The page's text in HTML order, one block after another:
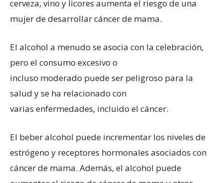
cerveza, vino y licores aumenta el riesgo de una
mujer de desarrollar cáncer de mama.
El alcohol a menudo se asocia con la celebración,
pero el consumo excesivo o
incluso moderado puede ser peligroso para la
salud y se ha relacionado con
varias enfermedades, incluido el cáncer.
El beber alcohol puede incrementar los niveles de
estrógeno y receptores hormonales asociados con
cáncer de mama. Además, el alcohol puede